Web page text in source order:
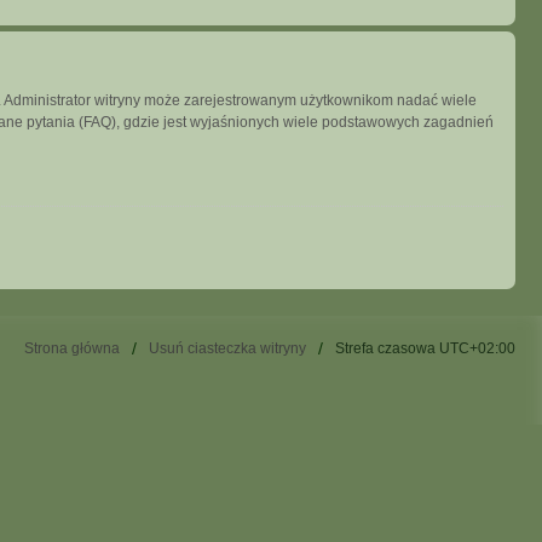
witryny może zarejestrowanym użytkownikom nadać wiele
pytania (FAQ), gdzie jest wyjaśnionych wiele podstawowych zagadnień
Strona główna Usuń ciasteczka witryny Strefa czasowa UTC+02:00